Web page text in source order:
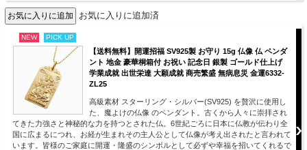
お気に入りに追加済
NEW PICK UP
【送料無料】開運招福 SV925製 お守り 15g 仏像 仏 ペンダ
ント 地金 豪華桐箱付 お祝い 記念日 銀製 ゴールド仕上げ
学業成就 出世栄達 大願成就 商売繁盛 無病息災 金運6332-
ZL25
高級素材 スターリング・シルバー(SV925) を贅沢に使用し
た、魔よけの仏像 のペンダント。古くから人々に崇拝され
てきた力強さと神秘的な力を持つとされた仏。6世紀ごろに日本に仏教が伝わり全
国に広まるにつれ、お経が生まれその主人公として仏像が考え出されたと言われて
います。皆様のご家庭に開運・隆盛のシンボルとして必ずや幸福を招いてくれるで